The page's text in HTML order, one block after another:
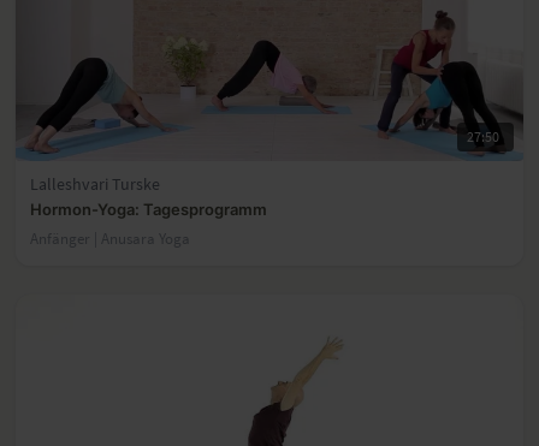
27:50
Lalleshvari Turske
Hormon-Yoga: Tagesprogramm
Anfänger | Anusara Yoga